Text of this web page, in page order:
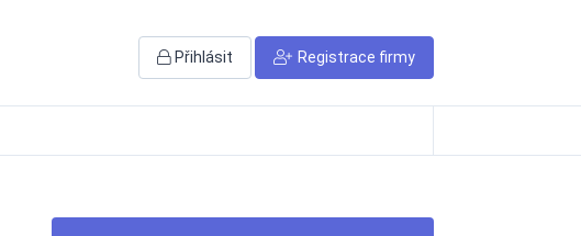
Přihlásit Registrace firmy